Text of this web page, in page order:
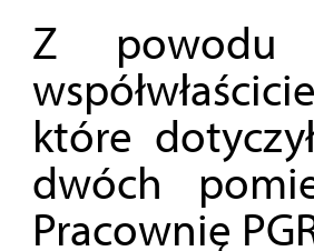
Z powodu
które
dwóch
Pracownię